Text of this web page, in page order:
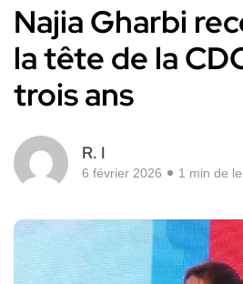
Najia Gharbi
la tête de la
trois ans
R. I
6 février 2026 1 min de